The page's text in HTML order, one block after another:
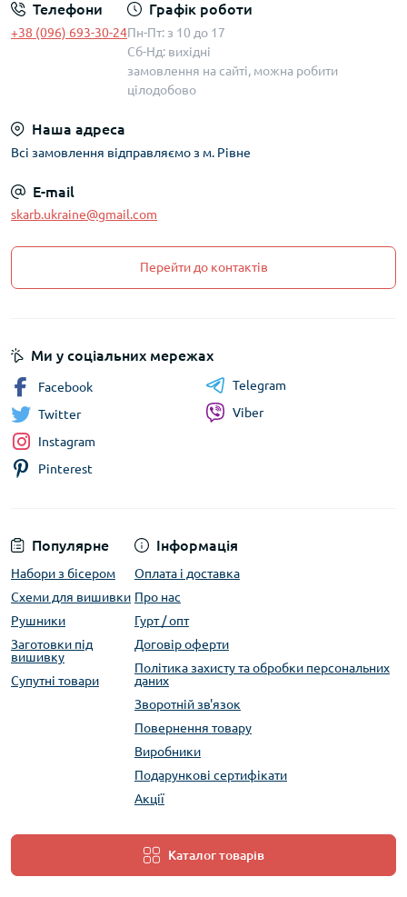
Телефони
+38 (096) 693-30-24
Графік роботи
Пн-Пт: з 10 до 17
Сб-Нд: вихідні
замовлення на сайті, можна робити
цілодобово
Наша адреса
Всі замовлення відправляємо з м. Рівне
E-mail
skarb.ukraine@gmail.com
Перейти до контактів
Популярне
Набори з бісером
Схеми для вишивки
Рушники
Заготовки під
вишивку
Супутні товари
Інформація
Оплата і доставка
Про нас
Гурт / опт
Договір оферти
Політика захисту та обробки персональних
даних
Зворотній зв'язок
Повернення товару
Виробники
Подарункові сертифікати
Акції
Каталог товарів
Ми у соціальних мережах
Facebook
Twitter
Instagram
Pinterest
Telegram
Viber